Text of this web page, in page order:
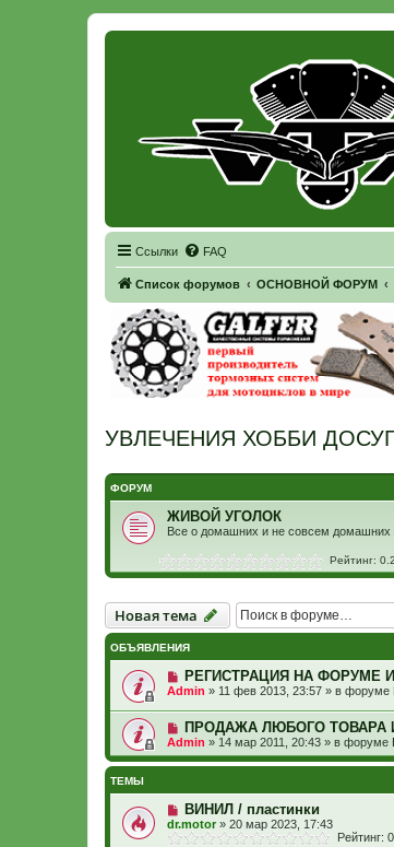
Ссылки FAQ
Список форумов ОСНОВНОЙ ФОРУМ
УВЛЕЧЕНИЯ ХОББИ
ФОРУМ
ЖИВОЙ УГОЛОК
Все о домашних и не совсем домашних
Рейтинг:
Новая тема
Новаятема
ОБЪЯВЛЕНИЯ
РЕГИСТРАЦИЯ НА ФОРУМЕ
Admin » 11 фев 2013, 23:57 » в форуме
ПРОДАЖА ЛЮБОГО ТОВАРА
Admin » 14 мар 2011, 20:43 » в форуме
ТЕМЫ
ВИНИЛ / пластинки
dr.motor» 20 мар 2023, 17:43
Рейтинг: